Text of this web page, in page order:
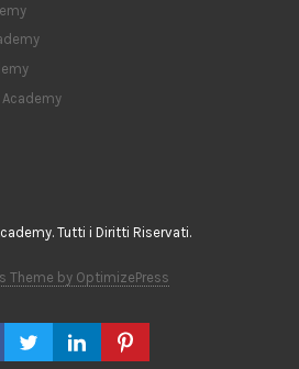
Academy
Tutti i Diritti Riservati.
Theme by OptimizePress